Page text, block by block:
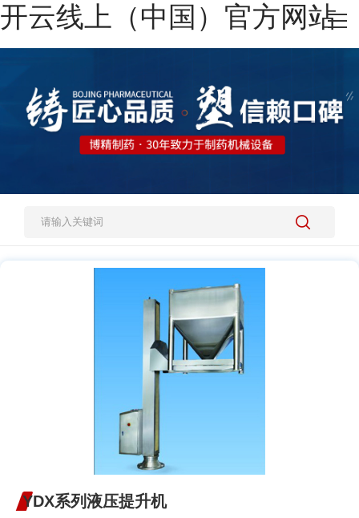
开云线上（中国）官方网站
网站开云线上（中国）官方网站
施工案例
人才招聘
开云线上（中国）官方网站
YDX系列液压提升机